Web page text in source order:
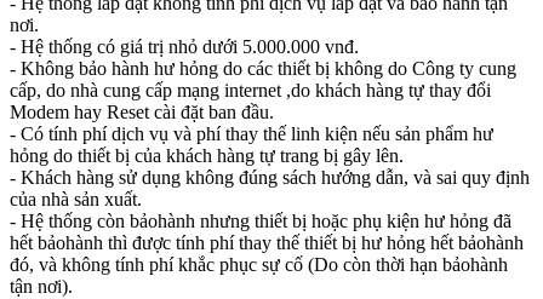
nơi.
- Hệ thống có giá trị nhỏ dưới 5.000.000 vnđ.
- Không bảo hành hư hỏng do các thiết bị không do Công ty cung
cấp, do nhà cung cấp mạng internet ,do khách hàng tự thay đổi
Modem hay Reset cài đặt ban đầu.
- Có tính phí dịch vụ và phí thay thế linh kiện nếu sản phẩm hư
hỏng do thiết bị của khách hàng tự trang bị gây lên.
- Khách hàng sử dụng không đúng sách hướng dẫn, và sai quy định
của nhà sản xuất.
- Hệ thống còn bảohành nhưng thiết bị hoặc phụ kiện hư hỏng đã
hết bảohành thì được tính phí thay thế thiết bị hư hỏng hết bảohành
đó, và không tính phí khắc phục sự cố (Do còn thời hạn bảohành
tận nơi).